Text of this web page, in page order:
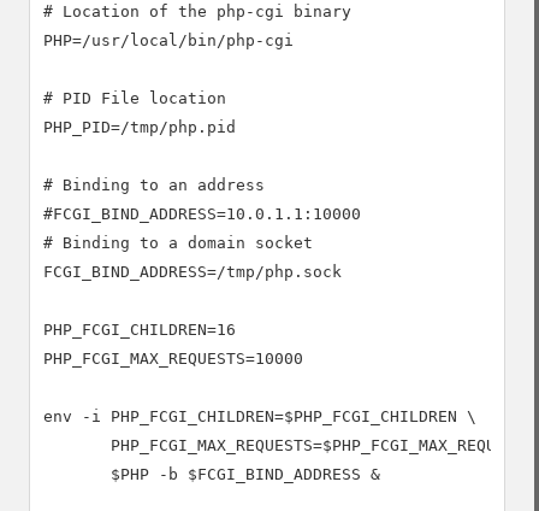
# Location of the php-cgi binary
PHP=/usr/local/bin/php-cgi
# PID File location
PHP_PID=/tmp/php.pid
# Binding to an address
#FCGI_BIND_ADDRESS=10.0.1.1:10000
# Binding to a domain socket
FCGI_BIND_ADDRESS=/tmp/php.sock
PHP_FCGI_CHILDREN=16
PHP_FCGI_MAX_REQUESTS=10000
env -i PHP_FCGI_CHILDREN=$PHP_FCGI_CHILDREN \
PHP_FCGI_MAX_REQUESTS=$PHP_FCGI_MAX_REQUESTS
       $PHP -b $FCGI_BIND_ADDRESS &